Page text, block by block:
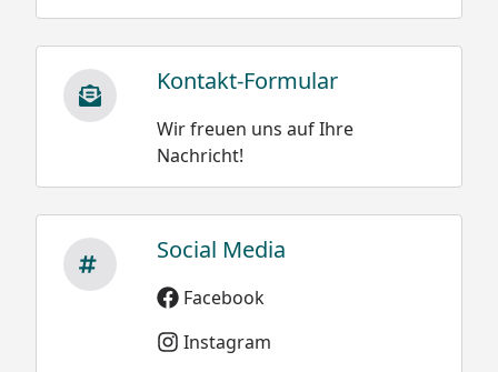
Kontakt-Formular
Wir freuen uns auf Ihre
Nachricht!
Social Media
Facebook
Instagram